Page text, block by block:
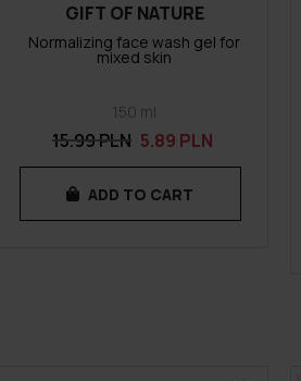
GIFT OF NATURE
Normalizing face wash gel for
mixed skin
150 ml
15.99 PLN 5.89 PLN
ADD TO CART